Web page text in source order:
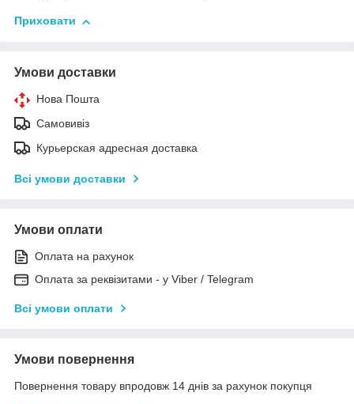
Приховати
Умови доставки
Нова Пошта
Самовивіз
Курьерская адресная доставка
Всі умови доставки
Умови оплати
Оплата на рахунок
Оплата за реквізитами - у Viber / Telegram
Всі умови оплати
Умови повернення
Повернення товару впродовж 14 днів за рахунок покупця